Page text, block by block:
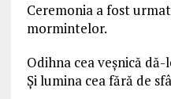
Ceremonia a fost
mormintelor.
Odihna cea veșnică
Și lumina cea fără de